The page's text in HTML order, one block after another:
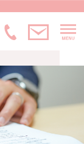
092- メ